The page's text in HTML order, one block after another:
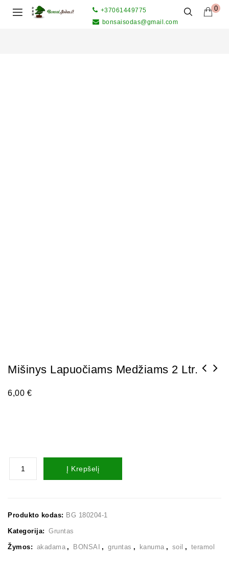
0
+37061449775
bonsaisodas@gmail.com
Mišinys Lapuočiams Medžiams 2 Ltr.
6,00 €
Į Krepšelį
Produkto kodas: BG 180204-1
Kategorija: Gruntas
Žymos: akadama , BONSAI , gruntas , kanuma , soil , teramol